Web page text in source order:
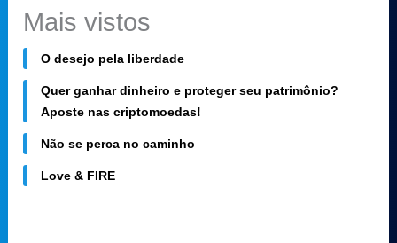
Mais vistos
O desejo pela liberdade
Quer ganhar dinheiro e proteger seu patrimônio?
Aposte nas criptomoedas!
Não se perca no caminho
Love & FIRE